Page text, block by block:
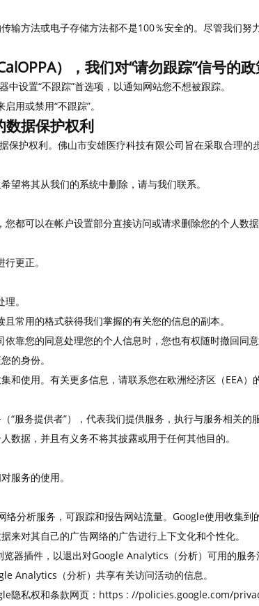
输方法或电子存储方法都不是100％安全的。尽管我们
），我们对“请勿跟踪”信号的
设置“不跟踪”首选项，以通知网站您不想被跟踪。
用或禁用“不跟踪”。
数据保护权利
保护权利。佛山市安雄医疗科技有限公司旨在采取合理
望将其从我们的系统中删除，请与我们联系。
您都可以在帐户设置部分直接访问或请求删除您的个人数
更正。
。
常用的格式获得我们掌握的有关您的信息的副本。
靠您的同意处理您的个人信息时，您也有权随时撤回同意
的身份。
使用。有关更多信息，请联系您在欧洲经济区（EEA）
服务提供者”），代表我们提供服务，执行与服务相关的
数据，并且有义务不将其披露或用于任何其他目的。
服务的使用。
分析服务，可跟踪和报告网站流量。Google使用收集
对其自己的广告网络的广告进行上下文化和个性化。
器插件，以退出对Google Analytics（分析）可用的服
Analytics（分析）共享有关访问活动的信息。
隐私权和条款网页： https : //policies.google.com/